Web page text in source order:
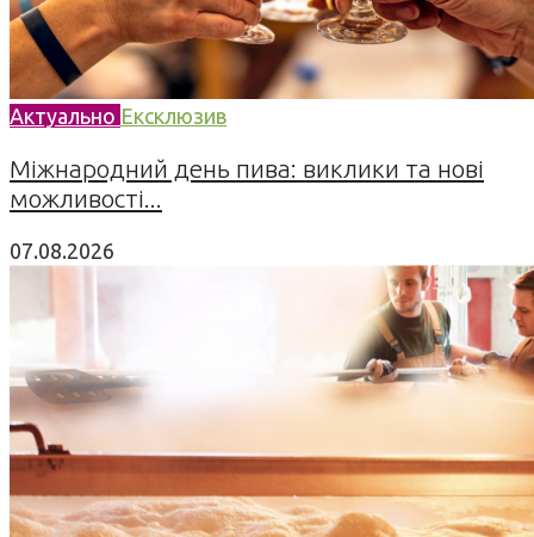
Актуально Ексклюзив
Міжнародний день пива: виклики та нові
можливості...
07.08.2026